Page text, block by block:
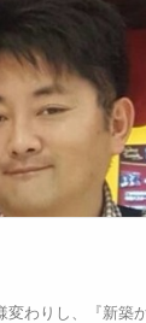
変わりし、『新築